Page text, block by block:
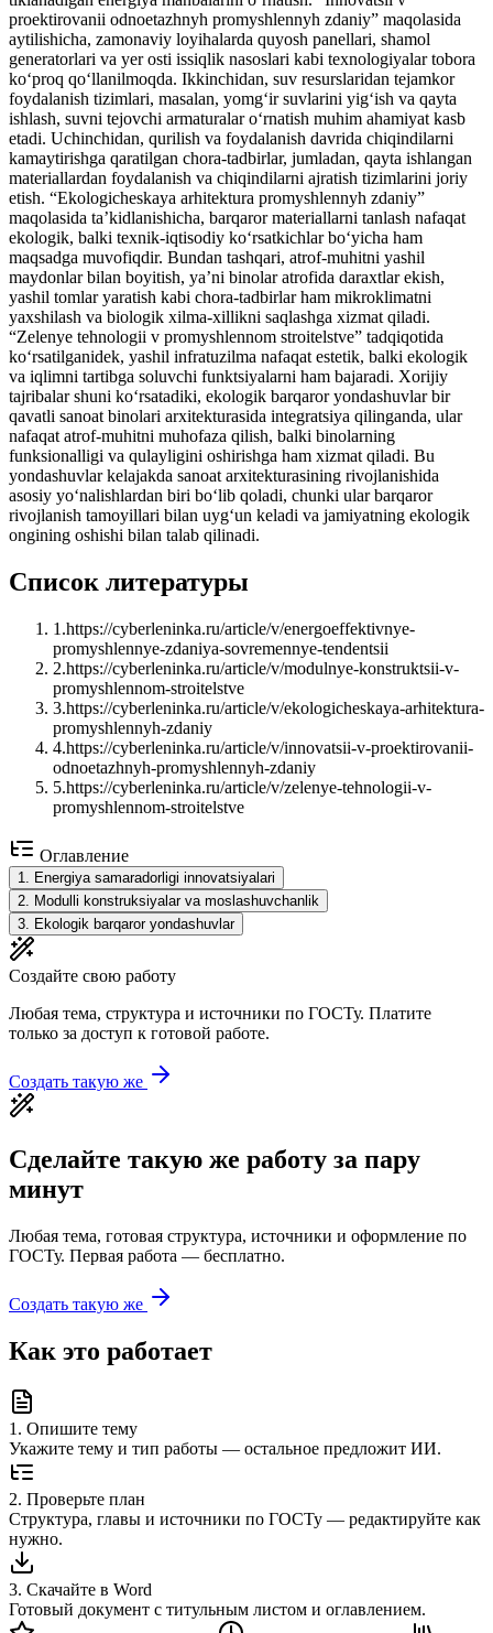
proektirovanii odnoetazhnyh promyshlennyh zdaniy” maqolasida
aytilishicha, zamonaviy loyihalarda quyosh panellari, shamol
generatorlari va yer osti issiqlik nasoslari kabi texnologiyalar tobora
ko‘proq qo‘llanilmoqda. Ikkinchidan, suv resurslaridan tejamkor
foydalanish tizimlari, masalan, yomg‘ir suvlarini yig‘ish va qayta
ishlash, suvni tejovchi armaturalar o‘rnatish muhim ahamiyat kasb
etadi. Uchinchidan, qurilish va foydalanish davrida chiqindilarni
kamaytirishga qaratilgan chora-tadbirlar, jumladan, qayta ishlangan
materiallardan foydalanish va chiqindilarni ajratish tizimlarini joriy
etish. “Ekologicheskaya arhitektura promyshlennyh zdaniy”
maqolasida ta’kidlanishicha, barqaror materiallarni tanlash nafaqat
ekologik, balki texnik-iqtisodiy ko‘rsatkichlar bo‘yicha ham
maqsadga muvofiqdir. Bundan tashqari, atrof-muhitni yashil
maydonlar bilan boyitish, ya’ni binolar atrofida daraxtlar ekish,
yashil tomlar yaratish kabi chora-tadbirlar ham mikroklimatni
yaxshilash va biologik xilma-xillikni saqlashga xizmat qiladi.
“Zelenye tehnologii v promyshlennom stroitelstve” tadqiqotida
ko‘rsatilganidek, yashil infratuzilma nafaqat estetik, balki ekologik
va iqlimni tartibga soluvchi funktsiyalarni ham bajaradi. Xorijiy
tajribalar shuni ko‘rsatadiki, ekologik barqaror yondashuvlar bir
qavatli sanoat binolari arxitekturasida integratsiya qilinganda, ular
nafaqat atrof-muhitni muhofaza qilish, balki binolarning
funksionalligi va qulayligini oshirishga ham xizmat qiladi. Bu
yondashuvlar kelajakda sanoat arxitekturasining rivojlanishida
asosiy yo‘nalishlardan biri bo‘lib qoladi, chunki ular barqaror
rivojlanish tamoyillari bilan uyg‘un keladi va jamiyatning ekologik
ongining oshishi bilan talab qilinadi.
Список литературы
1 .https://cyberleninka.ru/article/v/energoeffektivnye-
promyshlennye-zdaniya-sovremennye-tendentsii
2.https://cyberleninka.ru/article/v/modulnye-konstruktsii-v-
promyshlennom-stroitelstve
3.https://cyberleninka.ru/article/v/ekologicheskaya-arhitektura-
promyshlennyh-zdaniy
4.https://cyberleninka.ru/article/v/innovatsii-v-proektirovanii-
odnoetazhnyh-promyshlennyh-zdaniy
5.https://cyberleninka.ru/article/v/zelenye-tehnologii-v-
promyshlennom-stroitelstve
Оглавление
1. Energiya samaradorligi innovatsiyalari
2. Modulli konstruksiyalar va moslashuvchanlik
3. Ekologik barqaror yondashuvlar
Создайте свою работу
Любая тема, структура и источники по ГОСТу. Платите
только за доступ к готовой работе.
Создать такую же
Сделайте такую же работу за пару
минут
Любая тема, готовая структура, источники и оформление по
ГОСТу. Первая работа — бесплатно.
Создать такую же
Как это работает
1 . Опишите тему
Укажите тему и тип работы — остальное предложит ИИ.
2. Проверьте план
Структура, главы и источники по ГОСТу — редактируйте как
нужно.
3. Скачайте в Word
Готовый документ с титульным листом и оглавлением.